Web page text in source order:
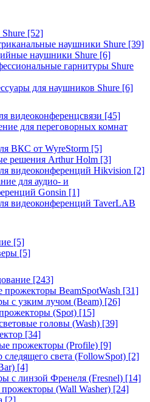
[52]
наушники Shure [39]
наушники Shure [6]
гарнитуры Shure
для наушников Shure [6]
видеоконференцсвязи [45]
для переговорных комнат
ВКС от WyreStorm [5]
решения Arthur Holm [3]
видеоконференций Hikvision [2]
для аудио- и
Gonsin [1]
видеоконференций TaverLAB
[5]
[5]
[243]
прожекторы BeamSpotWash [31]
с узким лучом (Beam) [26]
(Spot) [15]
головы (Wash) [39]
[34]
прожекторы (Profile) [9]
света (FollowSpot) [2]
[4]
с линзой Френеля (Fresnel) [14]
(Wall Washer) [24]
[2]